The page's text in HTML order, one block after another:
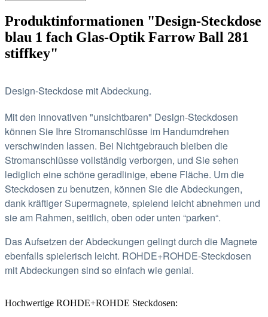
Produktinformationen "Design-Steckdose
blau 1 fach Glas-Optik Farrow Ball 281
stiffkey"
Design-Steckdose mit Abdeckung.
Mit den innovativen "unsichtbaren" Design-Steckdosen
können Sie Ihre Stromanschlüsse im Handumdrehen
verschwinden lassen. Bei Nichtgebrauch bleiben die
Stromanschlüsse vollständig verborgen, und Sie sehen
lediglich eine schöne geradlinige, ebene Fläche. Um die
Steckdosen zu benutzen, können Sie die Abdeckungen,
dank kräftiger Supermagnete, spielend leicht abnehmen und
sie am Rahmen, seitlich, oben oder unten “parken“.
Das Aufsetzen der Abdeckungen gelingt durch die Magnete
ebenfalls spielerisch leicht. ROHDE+ROHDE-Steckdosen
mit Abdeckungen sind so einfach wie genial.
Hochwertige ROHDE+ROHDE Steckdosen: